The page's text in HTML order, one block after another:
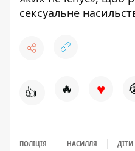
сексуальне
👍 🔥 ♥
ПОЛІЦІЯ НАСИЛЛЯ ДІТИ